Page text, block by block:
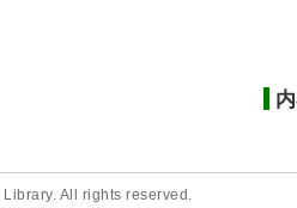
All rights reserved.